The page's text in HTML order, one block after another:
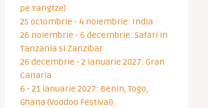
pe Yangtze)
25 octombrie - 4 noiembrie: India
26 noiembrie - 6 decembrie: Safari in
Tanzania si Zanzibar
26 decembrie - 2 ianuarie 2027: Gran
Canaria
6 - 21 ianuarie 2027: Benin, Togo,
Ghana (Voodoo Festival)